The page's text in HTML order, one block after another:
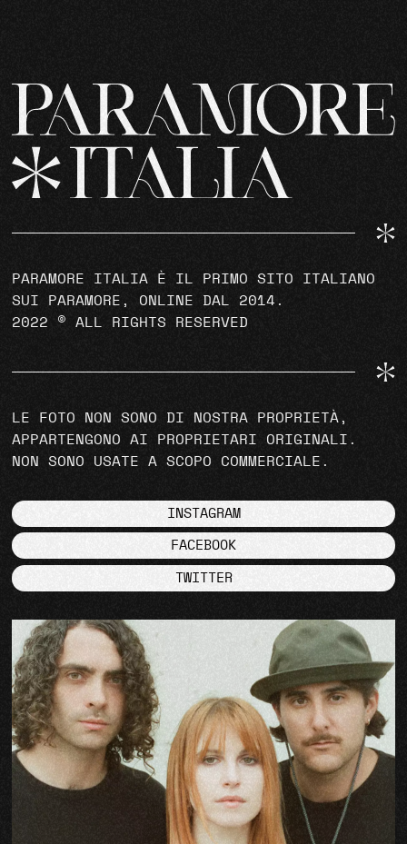
PARAMORE ITALIA È IL PRIMO SITO ITALIANO
SUI PARAMORE, ONLINE DAL 2014.
2022 © ALL RIGHTS RESERVED
LE FOTO NON SONO DI NOSTRA PROPRIETÀ,
APPARTENGONO AI PROPRIETARI ORIGINALI.
NON SONO USATE A SCOPO COMMERCIALE.
INSTAGRAM
FACEBOOK
TWITTER